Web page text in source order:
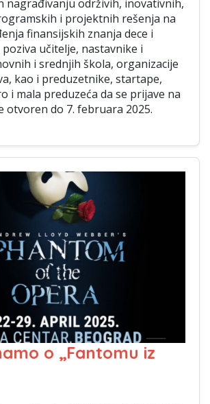
nagrađivanju održivih, inovativnih,
i projektnih rešenja na
finansijskih znanja dece i
poziva učitelje, nastavnike i
i srednjih škola, organizacije
kao i preduzetnike, startape,
i mala preduzeća da se prijave na
otvoren do 7. februara 2025.
o „Fantomu iz